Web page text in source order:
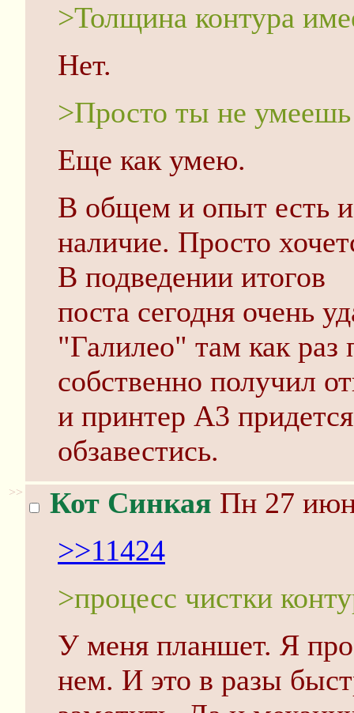
>Толщина контура
Нет.
>Просто ты не умеешь
Еще как умею.
В общем и опыт есть
наличие. Просто
В подведении итогов
поста сегодня очень
"Галилео" там как
собственно получил
и принтер А3
обзавестись.
>> Кот Синкая Пн 27
>>11424
>процесс чистки
У меня планшет. Я
нем. И это в разы